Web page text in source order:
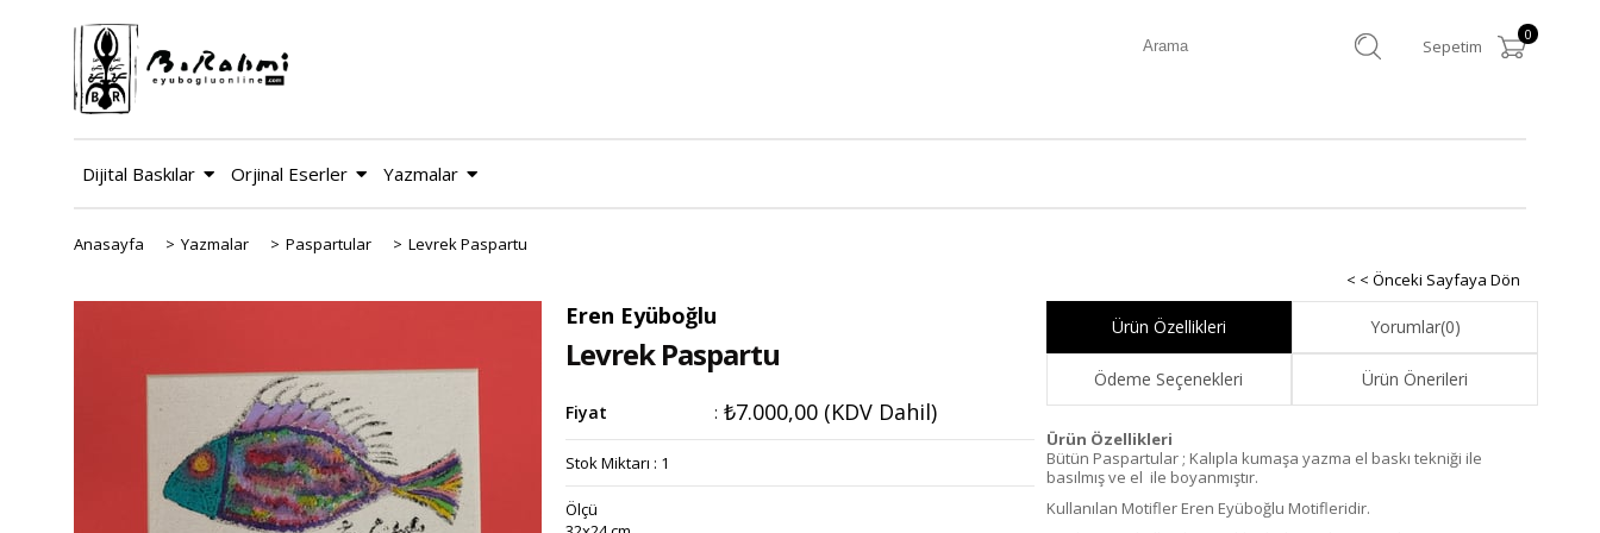
Sepetim
0
Dijital Baskılar Orjinal Eserler Yazmalar
Anasayfa > Yazmalar > Paspartular > Levrek Paspartu
< < Önceki Sayfaya Dön
Eren Eyüboğlu
Levrek Paspartu
Fiyat : ₺7.000,00 (KDV Dahil)
Stok Miktarı : 1
Ölçü
Ürün Özellikleri Yorumlar(0)
Ödeme Seçenekleri Ürün Önerileri
Ürün Özellikleri
Bütün Paspartular ; Kalıpla kumaşa yazma el baskı tekniği ile
basılmış ve el ile boyanmıştır.
Kullanılan Motifler Eren Eyüboğlu Motifleridir.